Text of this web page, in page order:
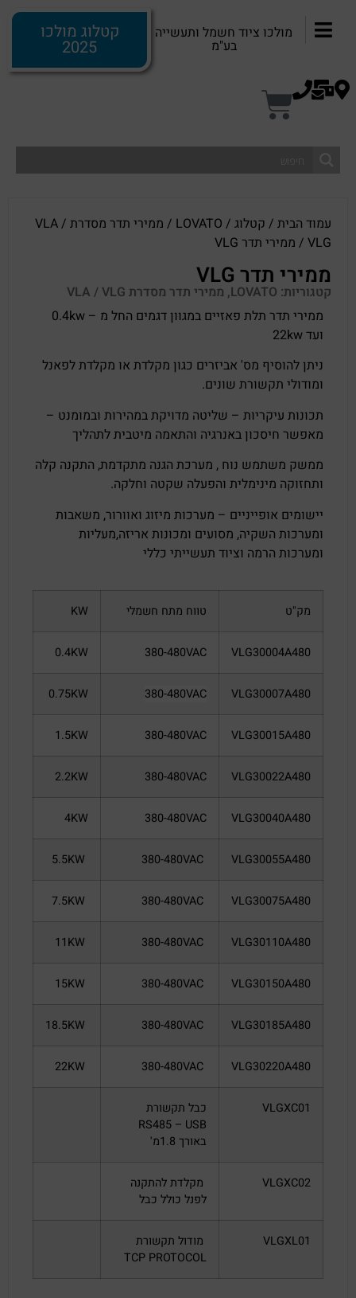
מולכו ציוד חשמל ותעשייה
בע"מ
קטלוג מולכו
2025
עמוד הבית / קטלוג /
LOVATO
/
ממירי תדר מסדרת VLA /
VLG / ממירי תדר VLG
ממירי תדר VLG
קטגוריות: LOVATO
, ממירי תדר מסדרת VLA / VLG
ממירי תדר תלת פאזיים במגוון דגמים החל מ – 0.4kw
ועד 22kw
ניתן להוסיף מס' אביזרים כגון מקלדת או מקלדת לפאנל
ומודולי תקשורת שונים.
תכונות עיקריות – שליטה מדויקת במהירות ובמומנט –
מאפשר חיסכון באנרגיה והתאמה מיטבית לתהליך
ממשק משתמש נוח , מערכת הגנה מתקדמת, התקנה קלה
ותחזוקה מינימלית והפעלה שקטה וחלקה.
יישומים אופייניים – מערכות מיזוג ואוורור, משאבות
ומערכות השקיה, מסועים ומכונות אריזה,מעליות
ומערכות הרמה וציוד תעשייתי כללי
מק"ט טווח מתח חשמלי KW
VLG30004A480
380-480VAC
0.4KW
VLG30007A480
380-480VAC
0.75KW
VLG30015A480
380-480VAC
1.5KW
VLG30022A480
380-480VAC
2.2KW
VLG30040A480
380-480VAC
4KW
VLG30055A480
VLG30075A480
VLG30110A480
VLG30150A480
VLG30185A480
VLG30220A480
VLGXC01
כבל תקשורת
RS485 – USB
באורך 1.8מ'
VLGXC02
מקלדת להתקנה
לפנל כולל כבל
VLGXL01
מודול תקשורת
TCP PROTOCOL